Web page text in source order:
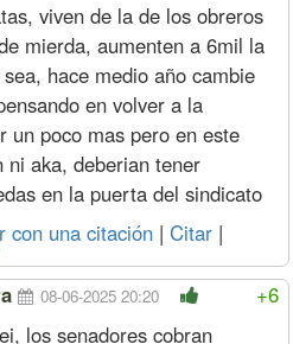
3869 420 2929
3561 410 3039
646949 73781 434609
4846 533 2593
4145 458 2829
3831 416 2900
3526 406 3009
73050 430306
(más
conjuntamente con la segunda
viven de la de los obreros
mierda, aumenten a 6mil la
hace medio año cambie
en volver a la
un poco mas pero en este
ni aka, deberian tener
en la puerta del sindicato
con una citación | Citar |
+6
08-06-2025 20:20
los senadores cobran